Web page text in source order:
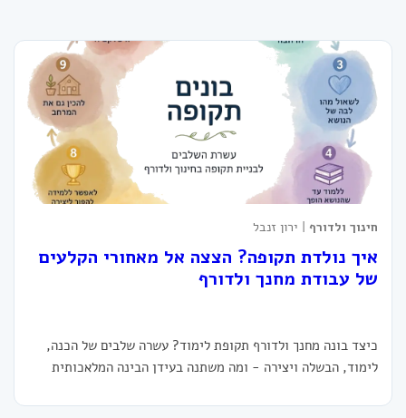
חינוך ולדורף | ירון זנבל
איך נולדת תקופה? הצצה אל מאחורי הקלעים
של עבודת מחנך ולדורף
כיצד בונה מחנך ולדורף תקופת לימוד? עשרה שלבים של הכנה,
לימוד, הבשלה ויצירה - ומה משתנה בעידן הבינה המלאכותית